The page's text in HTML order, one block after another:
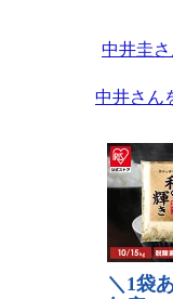
中井圭
中井さん